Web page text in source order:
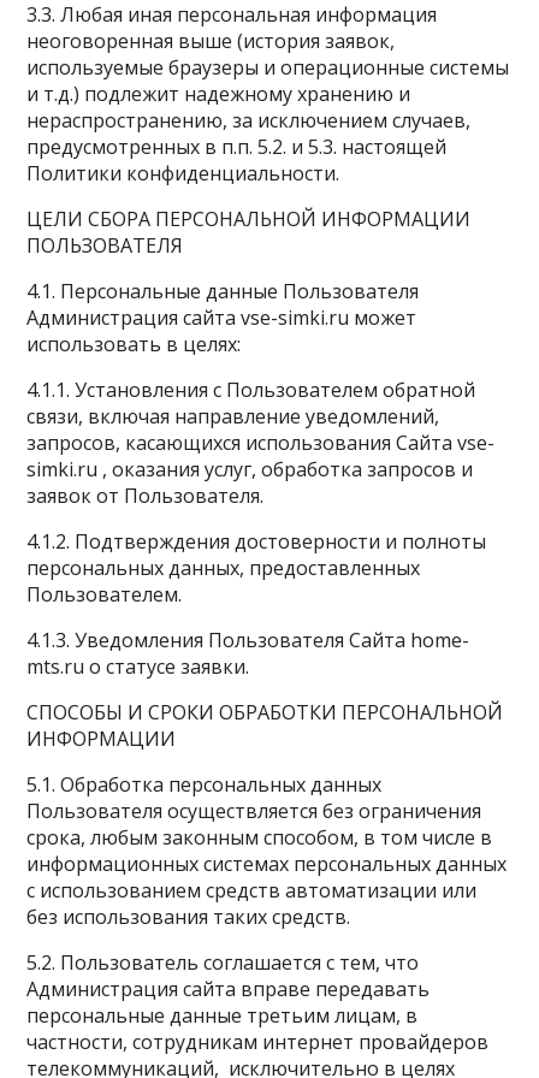
3.3. Любая иная персональная информация
неоговоренная выше (история заявок,
используемые браузеры и операционные системы
и т.д.) подлежит надежному хранению и
нераспространению, за исключением случаев,
предусмотренных в п.п. 5.2. и 5.3. настоящей
Политики конфиденциальности.
ЦЕЛИ СБОРА ПЕРСОНАЛЬНОЙ ИНФОРМАЦИИ
ПОЛЬЗОВАТЕЛЯ
4.1. Персональные данные Пользователя
Администрация сайта vse-simki.ru может
использовать в целях:
4.1.1. Установления с Пользователем обратной
связи, включая направление уведомлений,
запросов, касающихся использования Сайта vse-
simki.ru , оказания услуг, обработка запросов и
заявок от Пользователя.
4.1.2. Подтверждения достоверности и полноты
персональных данных, предоставленных
Пользователем.
4.1.3. Уведомления Пользователя Сайта home-
mts.ru о статусе заявки.
СПОСОБЫ И СРОКИ ОБРАБОТКИ ПЕРСОНАЛЬНОЙ
ИНФОРМАЦИИ
5.1. Обработка персональных данных
Пользователя осуществляется без ограничения
срока, любым законным способом, в том числе в
информационных системах персональных данных
с использованием средств автоматизации или
без использования таких средств.
5.2. Пользователь соглашается с тем, что
Администрация сайта вправе передавать
персональные данные третьим лицам, в
частности, сотрудникам интернет провайдеров
телекоммуникаций, исключительно в целях